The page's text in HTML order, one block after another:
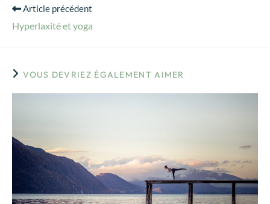
Article précédent
Hyperlaxité et yoga
VOUS DEVRIEZ ÉGALEMENT AIMER